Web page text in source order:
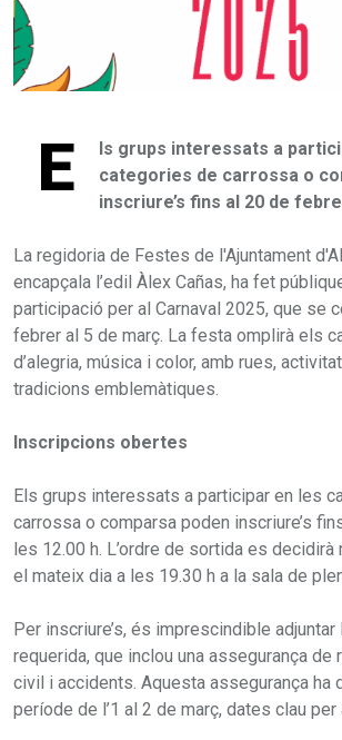
E
ls grups interessats a
categories de carrossa o
inscriure’s fins al 20 de
La regidoria de Festes de l'Ajuntament
encapçala l’edil Àlex Cañas, ha fet
participació per al Carnaval 2025, que se
febrer al 5 de març. La festa omplirà els
d’alegria, música i color, amb rues,
tradicions emblemàtiques.
Inscripcions obertes
Els grups interessats a participar en les
carrossa o comparsa poden inscriure’s
les 12.00 h. L’ordre de sortida es
el mateix dia a les 19.30 h a la sala de
Per inscriure’s, és imprescindible
requerida, que inclou una assegurança
civil i accidents. Aquesta assegurança ha
període de l’1 al 2 de març, dates clau